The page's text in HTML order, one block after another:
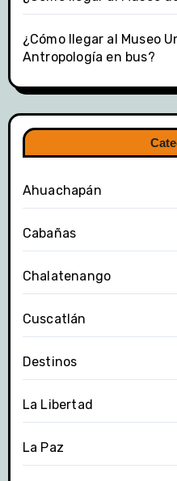
¿Cómo llegar al Museo
Antropología en bus?
Ahuachapán
Cabañas
Chalatenango
Cuscatlán
Destinos
La Libertad
La Paz